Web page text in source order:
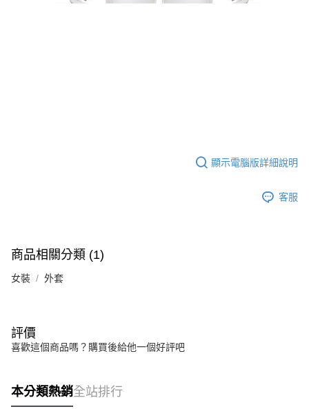
顯示電腦版詳細說明
客服
商品相關分類 (1)
女裝 外套
評價
喜歡這個商品嗎？購買後給他一個好評吧
本分類熱銷全站排行